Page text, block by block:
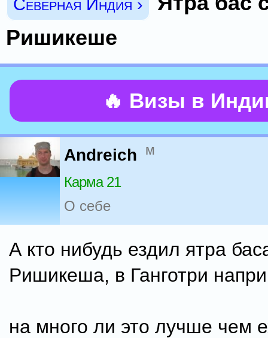
Северная Индия ›
Ришикеше
🔥 Визы в
Andreich м
Карма 21
О себе
А кто нибудь ездил ятра
Ришикеша, в Ганготри
на много ли это лучше чем